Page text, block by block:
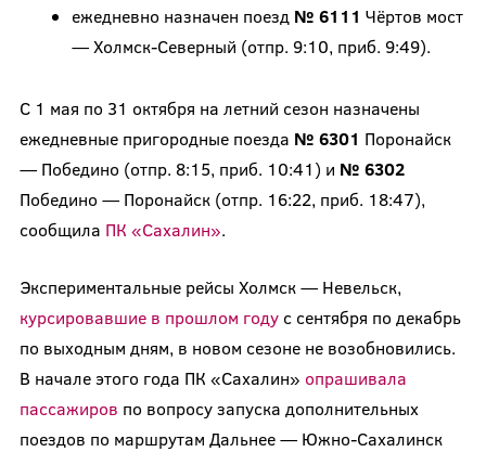
ежедневно назначен поезд№ 6111 Чёртов мост
— Холмск-Северный (отпр. 9:10, приб. 9:49).
С 1 мая по 31 октября на летний сезон назначены
ежедневные пригородные поезда № 6301 Поронайск
— Победино (отпр. 8:15, приб. 10:41) и № 6302
Победино — Поронайск (отпр. 16:22, приб. 18:47),
сообщила ПК «Сахалин».
Экспериментальные рейсы Холмск — Невельск,
курсировавшие в прошлом годус сентября по декабрь
по выходным дням, в новом сезоне не возобновились.
В начале этого года ПК «Сахалин» опрашивала
пассажиров по вопросу запуска дополнительных
поездов по маршрутам Дальнее — Южно-Сахалинск